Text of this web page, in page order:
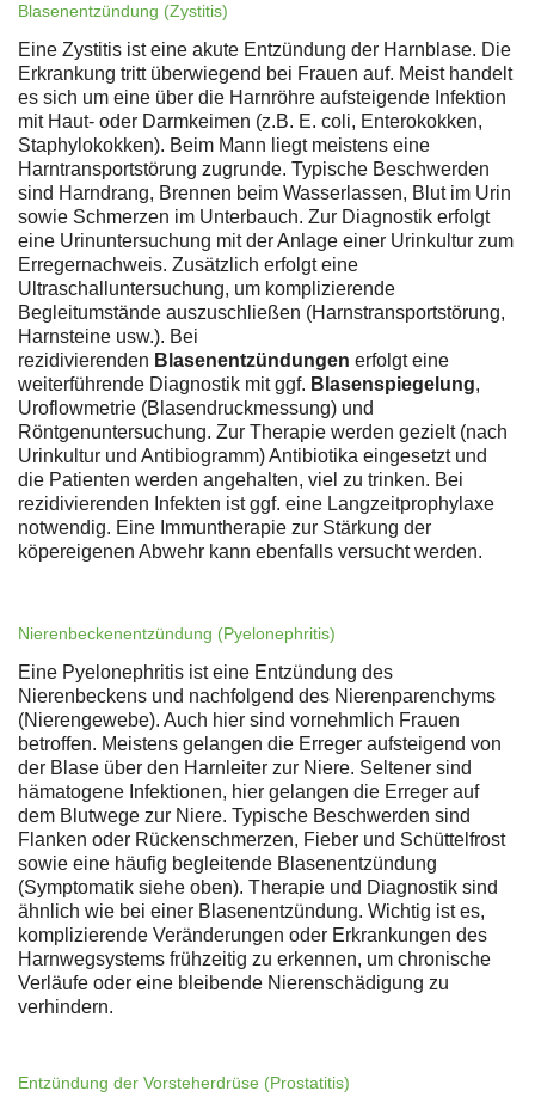
Blasenentzündung (Zystitis)
Eine Zystitis ist eine akute Entzündung der Harnblase. Die
Erkrankung tritt überwiegend bei Frauen auf. Meist handelt
es sich um eine über die Harnröhre aufsteigende Infektion
mit Haut- oder Darmkeimen (z.B. E. coli, Enterokokken,
Staphylokokken). Beim Mann liegt meistens eine
Harntransportstörung zugrunde. Typische Beschwerden
sind Harndrang, Brennen beim Wasserlassen, Blut im Urin
sowie Schmerzen im Unterbauch. Zur Diagnostik erfolgt
eine Urinuntersuchung mit der Anlage einer Urinkultur zum
Erregernachweis. Zusätzlich erfolgt eine
Ultraschalluntersuchung, um komplizierende
Begleitumstände auszuschließen (Harnstransportstörung,
Harnsteine usw.). Bei
rezidivierenden Blasenentzündungen erfolgt eine
weiterführende Diagnostik mit ggf. Blasenspiegelung,
Uroflowmetrie (Blasendruckmessung) und
Röntgenuntersuchung. Zur Therapie werden gezielt (nach
Urinkultur und Antibiogramm) Antibiotika eingesetzt und
die Patienten werden angehalten, viel zu trinken. Bei
rezidivierenden Infekten ist ggf. eine Langzeitprophylaxe
notwendig. Eine Immuntherapie zur Stärkung der
köpereigenen Abwehr kann ebenfalls versucht werden.
Nierenbeckenentzündung (Pyelonephritis)
Eine Pyelonephritis ist eine Entzündung des
Nierenbeckens und nachfolgend des Nierenparenchyms
(Nierengewebe). Auch hier sind vornehmlich Frauen
betroffen. Meistens gelangen die Erreger aufsteigend von
der Blase über den Harnleiter zur Niere. Seltener sind
hämatogene Infektionen, hier gelangen die Erreger auf
dem Blutwege zur Niere. Typische Beschwerden sind
Flanken oder Rückenschmerzen, Fieber und Schüttelfrost
sowie eine häufig begleitende Blasenentzündung
(Symptomatik siehe oben). Therapie und Diagnostik sind
ähnlich wie bei einer Blasenentzündung. Wichtig ist es,
komplizierende Veränderungen oder Erkrankungen des
Harnwegsystems frühzeitig zu erkennen, um chronische
Verläufe oder eine bleibende Nierenschädigung zu
verhindern.
Entzündung der Vorsteherdrüse (Prostatitis)